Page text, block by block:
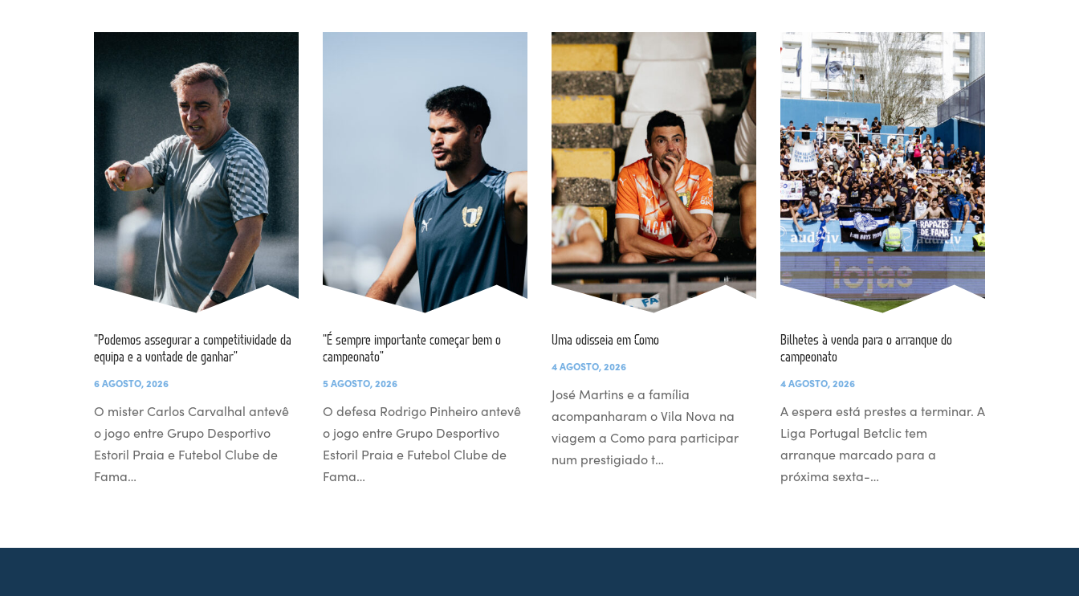
“Podemos assegurar a competitividade da
equipa e a vontade de ganhar”
6 AGOSTO, 2026
O mister Carlos Carvalhal antevê
o jogo entre Grupo Desportivo
Estoril Praia e Futebol Clube de
Fama…
“É sempre importante começar bem o
campeonato”
5 AGOSTO, 2026
O defesa Rodrigo Pinheiro antevê
o jogo entre Grupo Desportivo
Estoril Praia e Futebol Clube de
Fama…
Uma odisseia em Como
4 AGOSTO, 2026
José Martins e a família
acompanharam o Vila Nova na
viagem a Como para participar
num prestigiado t…
Bilhetes à venda para o arranque do
campeonato
4 AGOSTO, 2026
A espera está prestes a terminar. A
Liga Portugal Betclic tem
arranque marcado para a
próxima sexta-…